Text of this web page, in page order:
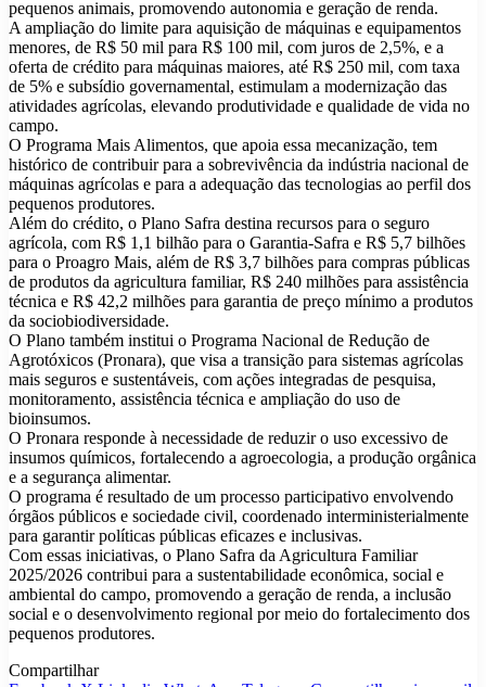
pequenos animais, promovendo autonomia e geração de renda.
A ampliação do limite para aquisição de máquinas e equipamentos
menores, de R$ 50 mil para R$ 100 mil, com juros de 2,5%, e a
oferta de crédito para máquinas maiores, até R$ 250 mil, com taxa
de 5% e subsídio governamental, estimulam a modernização das
atividades agrícolas, elevando produtividade e qualidade de vida no
campo.
O Programa Mais Alimentos, que apoia essa mecanização, tem
histórico de contribuir para a sobrevivência da indústria nacional de
máquinas agrícolas e para a adequação das tecnologias ao perfil dos
pequenos produtores.
Além do crédito, o Plano Safra destina recursos para o seguro
agrícola, com R$ 1,1 bilhão para o Garantia-Safra e R$ 5,7 bilhões
para o Proagro Mais, além de R$ 3,7 bilhões para compras públicas
de produtos da agricultura familiar, R$ 240 milhões para assistência
técnica e R$ 42,2 milhões para garantia de preço mínimo a produtos
da sociobiodiversidade.
O Plano também institui o Programa Nacional de Redução de
Agrotóxicos (Pronara), que visa a transição para sistemas agrícolas
mais seguros e sustentáveis, com ações integradas de pesquisa,
monitoramento, assistência técnica e ampliação do uso de
bioinsumos.
O Pronara responde à necessidade de reduzir o uso excessivo de
insumos químicos, fortalecendo a agroecologia, a produção orgânica
e a segurança alimentar.
O programa é resultado de um processo participativo envolvendo
órgãos públicos e sociedade civil, coordenado interministerialmente
para garantir políticas públicas eficazes e inclusivas.
Com essas iniciativas, o Plano Safra da Agricultura Familiar
2025/2026 contribui para a sustentabilidade econômica, social e
ambiental do campo, promovendo a geração de renda, a inclusão
social e o desenvolvimento regional por meio do fortalecimento dos
pequenos produtores.
Compartilhar